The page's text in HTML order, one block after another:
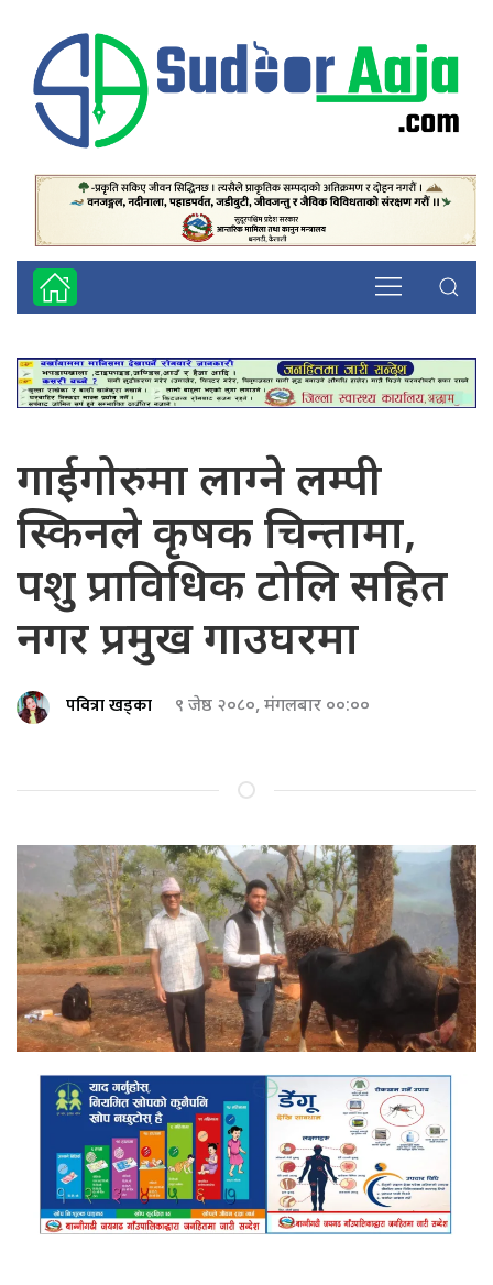
गाईगोरुमा लाग्ने लम्पी
स्किनले कृषक चिन्तामा,
पशु प्राविधिक टोलि सहित
नगर प्रमुख गाउघरमा
पवित्रा खड्का ९ जेष्ठ २०८०, मंगलबार ००:००